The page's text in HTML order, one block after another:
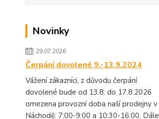
Novinky
29.07.2026
Čerpání dovolené 9.-13.9.2024
Vážení zákazníci, z důvodu čerpání
dovolené bude od 13.8. do 17.8.2026
omezena provozní doba naší prodejny v
Náchodě: 7:00-9:00 a 10:30-16:00. Dále